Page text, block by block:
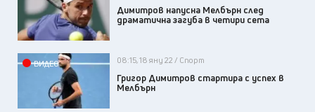
Димитров напусна Мелбърн след
драматична загуба в четири сета
ВИДЕО 08:15, 18 яну 22 / Спорт
Григор Димитров стартира с успех в
Мелбърн